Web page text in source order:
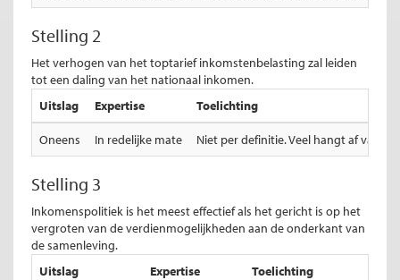
Stelling 2
Het verhogen van het toptarief inkomstenbelasting zal leiden
tot een daling van het nationaal inkomen.
Uitslag
Expertise Toelichting
Oneens In redelijke mate Niet per definitie. Veel hangt af van
Stelling 3
Inkomenspolitiek is het meest effectief als het gericht is op het
vergroten van de verdienmogelijkheden aan de onderkant van
de samenleving.
Uitslag
Expertise Toelichting